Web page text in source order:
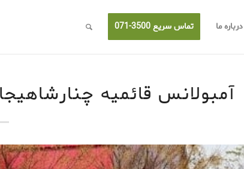
درباره ما تماس سریع 3500-071
آمبولانس قائمیه